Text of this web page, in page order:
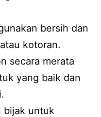
bersih dan
kotoran.
secara merata
yang baik dan
bijak untuk